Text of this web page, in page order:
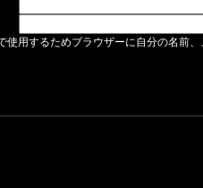
使用するためブラウザーに自分の名前